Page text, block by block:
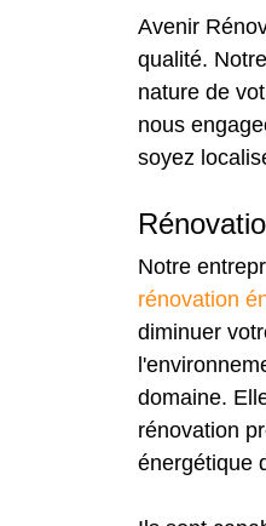
Avenir
qualité.
nature de
nous
soyez
Notre
rénovation
diminuer
domaine.
rénovation
énergétique